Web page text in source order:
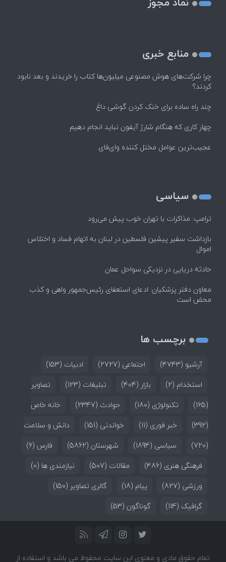
منابع خبری
چرا شرکت‌های هوش مصنوعی میلیون‌ها کتاب را خریدند و بعد نابود
کردند؟
چند راه‌ ساده برای خنک کردن گوشی داغ
چهار کاری که هنگام شارژ آیفون نباید انجام دهیم
عجیب‌ترین عوامل مختل کننده وای‌فای
سیاسی
ترامپ: مذاکرات با تهران خوب پیش می‌رود
بازداشت سفیر پیشین فلسطین در لبنان به اتهام فساد و اختلاس
اموال
حادثه دریایی در نزدیکی سواحل عمان
معاون دفتر پزشکیان: ادعای استعفای رئیس‌جمهور واهی و کذب
محض است
برچسب ها
آرشیو (4743) اجتماعی (2727) ادبیات (153)
استخدام (2) بازار (404) تبلیغات (123)
تصاویر
(165)
تکنولوژی (180) حوادث (2347)
خانه خاص
(392)
خبر فوری (11) خواندنی (151)
دانش و سلامت
(720)
سیاسی (1894) شهرستان (5862) فارس (6)
فرهنگی هنری (486) مقالات (507) نیازمندی ها (0)
ورزشی (827) پیام (18) گالری تصاویر (150)
گرافیک (114) گوناگون (53)
تمام حقوق مادی و معنوی این سایت محفوظ می باشد و استفاده از